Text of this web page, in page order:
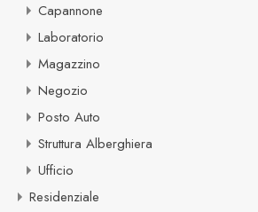
Capannone
Laboratorio
Magazzino
Negozio
Posto Auto
Struttura Alberghiera
Ufficio
Residenziale